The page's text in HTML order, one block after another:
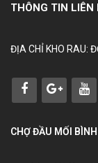
THÔNG TIN LIÊN
ĐỊA CHỈ KHO RAU:
CHỢ ĐẦU MỐI